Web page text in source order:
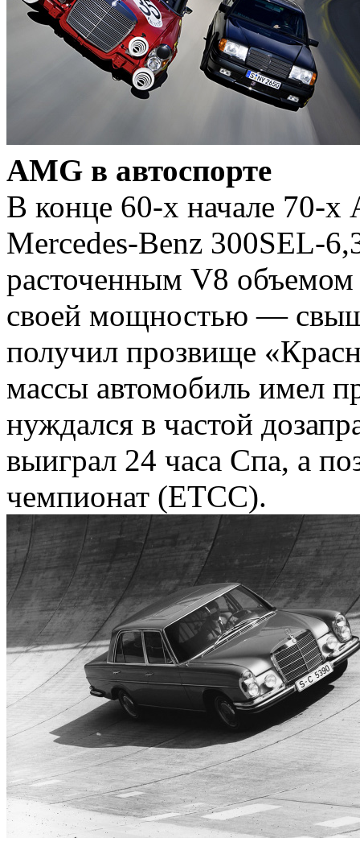
AMG в автоспорте
В конце 60-х начале 70-х
Mercedes-Benz 300SEL-
расточенным V8
своей мощностью —
получил прозвище
массы автомобиль имел
нуждался в частой
выиграл 24 часа Спа, а
чемпионат (ETCC).